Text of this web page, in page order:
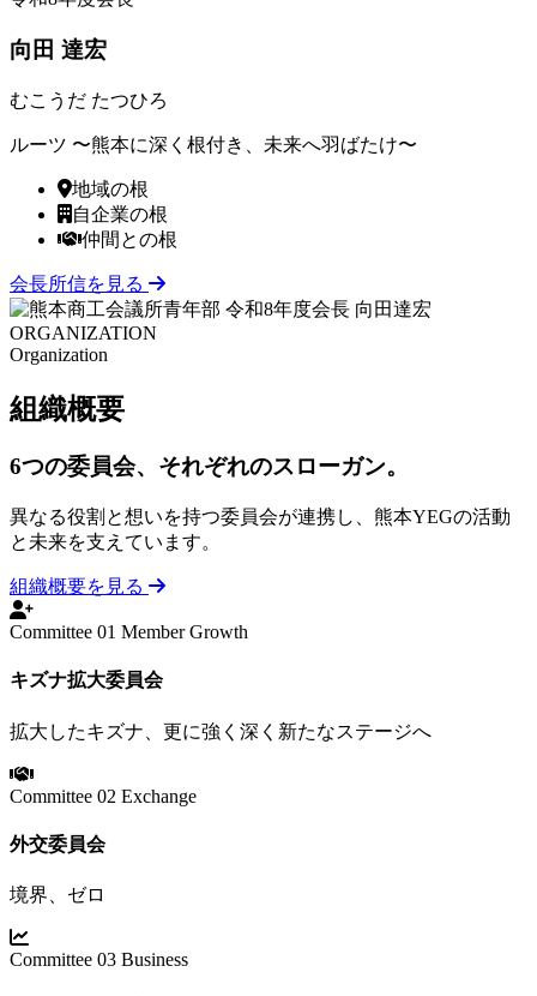
向田 達宏
むこうだ たつひろ
ルーツ 〜熊本に深く根付き、未来へ羽ばたけ〜
地域の根
自企業の根
仲間との根
会長所信を見る
ORGANIZATION
Organization
組織概要
6つの委員会、それぞれのスローガン。
異なる役割と想いを持つ委員会が連携し、熊本YEGの活動
と未来を支えています。
組織概要を見る
Committee 01 Member Growth
キズナ拡大委員会
拡大したキズナ、更に強く深く新たなステージへ
Committee 02 Exchange
外交委員会
境界、ゼロ
Committee 03 Business